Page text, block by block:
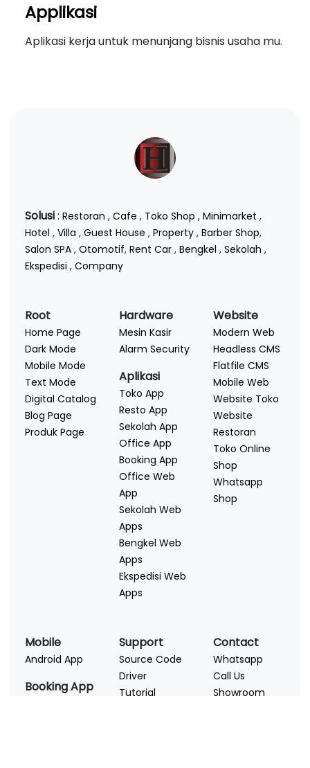
Applikasi
Aplikasi kerja untuk menunjang bisnis usaha mu.
Solusi: Restoran , Cafe , Toko Shop , Minimarket ,
Hotel , Villa , Guest House , Property , Barber Shop,
Salon SPA , Otomotif, Rent Car , Bengkel , Sekolah ,
Ekspedisi , Company
Root
Home Page
Dark Mode
Mobile Mode
Text Mode
Digital Catalog
Blog Page
Produk Page
Hardware
Mesin Kasir
Alarm Security
Aplikasi
Toko App
Resto App
Sekolah App
Office App
Booking App
Office Web
App
Sekolah Web
Apps
Bengkel Web
Apps
Ekspedisi Web
Apps
Website
Modern Web
Headless CMS
Flatfile CMS
Mobile Web
Website Toko
Website
Restoran
Toko Online
Shop
Whatsapp
Shop
Mobile
Android App
Booking App
Support
Source Code
Driver
Tutorial
Contact
Whatsapp
Call Us
Showroom